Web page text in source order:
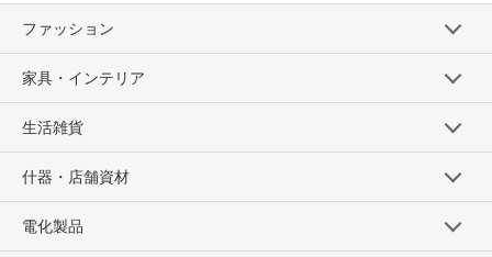
ファッション
家具・インテリア
生活雑貨
什器・店舗資材
電化製品